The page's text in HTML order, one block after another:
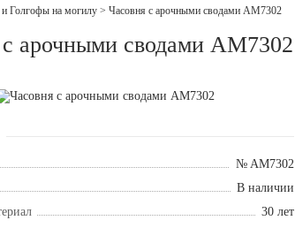
Голгофы на могилу > Часовня с арочными сводами AM7302
арочными сводами AM7302
№ AM7302
В наличии
30 лет